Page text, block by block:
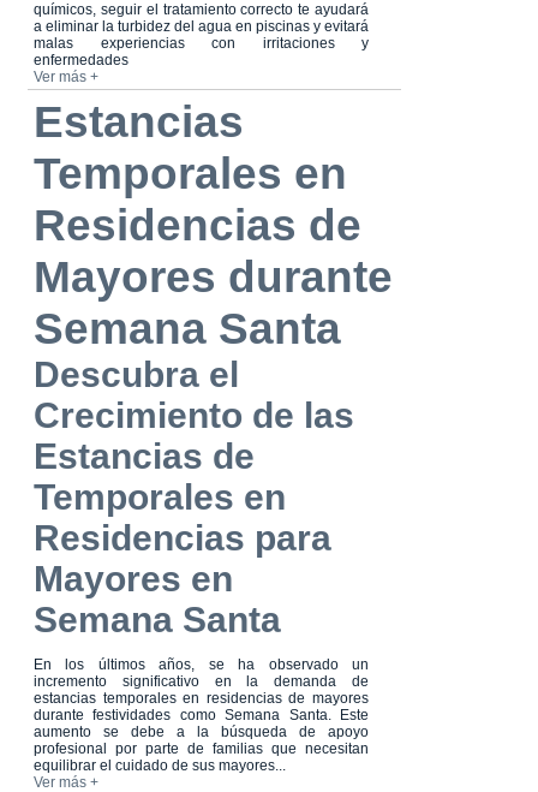
químicos, seguir el tratamiento correcto te ayudará
a eliminar la turbidez del agua en piscinas y evitará
malas experiencias con irritaciones y
enfermedades
Ver más +
Estancias
Temporales en
Residencias de
Mayores durante
Semana Santa
Descubra el
Crecimiento de las
Estancias de
Temporales en
Residencias para
Mayores en
Semana Santa
En los últimos años, se ha observado un
incremento significativo en la demanda de
estancias temporales en residencias de mayores
durante festividades como Semana Santa. Este
aumento se debe a la búsqueda de apoyo
profesional por parte de familias que necesitan
equilibrar el cuidado de sus mayores...
Ver más +